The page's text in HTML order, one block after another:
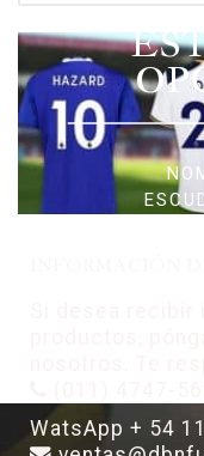
WatsApp + 54